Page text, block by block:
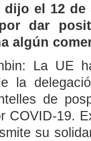
dijo el 12
dar
algún
La UE
la
de
COVID-19.
su